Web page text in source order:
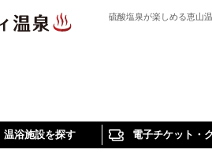
硫酸塩泉が楽しめる恵山
温浴施設を探す 電子チケット・